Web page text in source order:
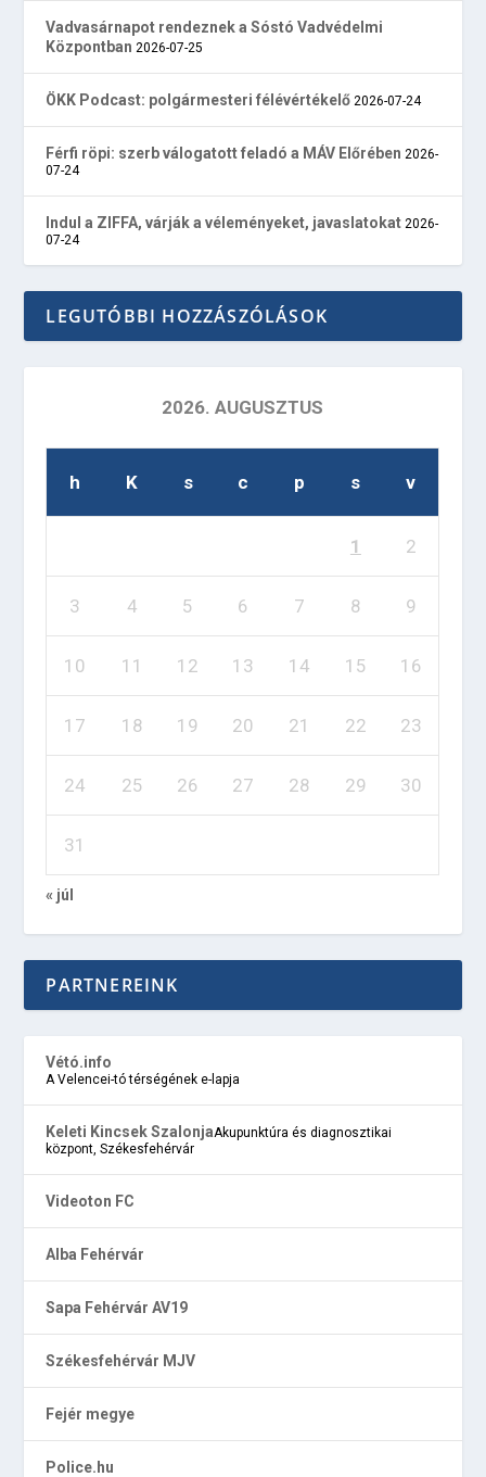
Vadvasárnapot rendeznek a Sóstó Vadvédelmi
Központban 2026-07-25
ÖKK Podcast: polgármesteri félévértékelő 2026-07-24
Férfi röpi: szerb válogatott feladó a MÁV Előrében 2026-
07-24
Indul a ZIFFA, várják a véleményeket, javaslatokat 2026-
07-24
LEGUTÓBBI HOZZÁSZÓLÁSOK
2026. AUGUSZTUS
h K s c p s v
1 2
3 4 5 6 7 8 9
10 11 12 13 14 15 16
17 18 19 20 21 22 23
24 25 26 27 28 29 30
31
« júl
PARTNEREINK
Vétó.info
A Velencei-tó térségének e-lapja
Keleti Kincsek SzalonjaAkupunktúra és diagnosztikai
központ, Székesfehérvár
Videoton FC
Alba Fehérvár
Sapa Fehérvár AV19
Székesfehérvár MJV
Fejér megye
Police.hu